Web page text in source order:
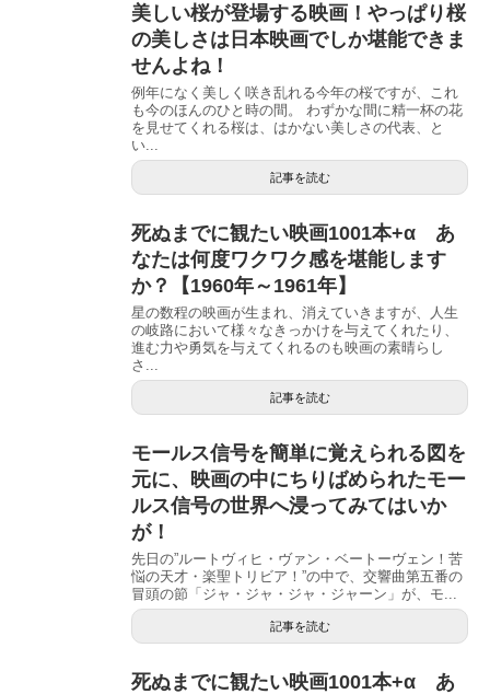
美しい桜が登場する映画！やっぱり桜
の美しさは日本映画でしか堪能できま
せんよね！
例年になく美しく咲き乱れる今年の桜ですが、これ
も今のほんのひと時の間。 わずかな間に精一杯の花
を見せてくれる桜は、はかない美しさの代表、と
い...
記事を読む
死ぬまでに観たい映画1001本+α あ
なたは何度ワクワク感を堪能します
か？【1960年～1961年】
星の数程の映画が生まれ、消えていきますが、人生
の岐路において様々なきっかけを与えてくれたり、
進む力や勇気を与えてくれるのも映画の素晴らし
さ...
記事を読む
モールス信号を簡単に覚えられる図を
元に、映画の中にちりばめられたモー
ルス信号の世界へ浸ってみてはいか
が！
先日の”ルートヴィヒ・ヴァン・ベートーヴェン！苦
悩の天才・楽聖トリビア！”の中で、交響曲第五番の
冒頭の節「ジャ・ジャ・ジャ・ジャーン」が、モ...
記事を読む
死ぬまでに観たい映画1001本+α あ